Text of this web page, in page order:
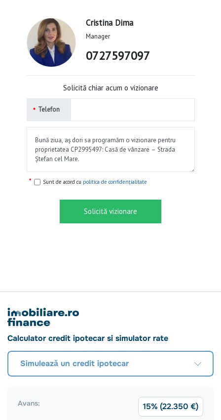
Cristina Dima
Manager
0727597097
Solicită chiar acum o vizionare
Telefon
Sunt de acord cu politica de confidențialitate
Solicită vizionare